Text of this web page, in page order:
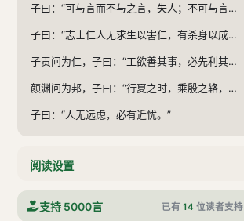
子曰：“可与言而不与之言，失人；不可与言而与之言，失言。知者不失人亦不失言。”
子曰：“志士仁人无求生以害仁，有杀身以成仁。”
子贡问为仁，子曰：“工欲善其事，必先利其器。居是邦也，事其大夫之贤者，友其士之仁者。”
颜渊问为邦，子曰：“行夏之时，乘殷之辂，服周之冕，乐则《韶》、《舞》；放郑声，远佞人。郑声淫，佞人殆。”
子曰：“人无远虑，必有近忧。”
阅读设置
支持 5000言 已有 14 位读者支持